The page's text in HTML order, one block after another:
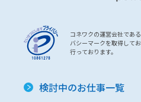
コネワクの運営会社であ
バシーマークを取得して
行っております。
検討中のお仕事一覧